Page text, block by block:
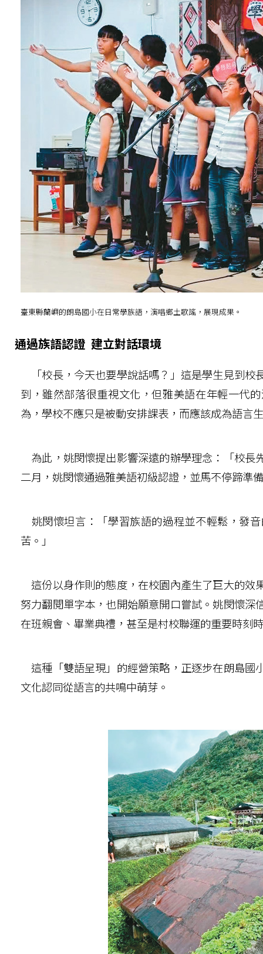
臺東縣蘭嶼的朗島國小在日常學族語，演唱鄉土歌謠，展現成果。
通過族語認證 建立對話環境
「校長，今天也要學說話嗎？」這是學生見到校
到，雖然部落很重視文化，但雅美語在年輕一代
為，學校不應只是被動安排課表，而應該成為語言
為此，姚閔懷提出影響深遠的辦學理念：「校長
二月，姚閔懷通過雅美語初級認證，並馬不停蹄準
姚閔懷坦言：「學習族語的過程並不輕鬆，發
苦。」
這份以身作則的態度，在校園內產生了巨大的效
努力翻閱單字本，也開始願意開口嘗試。姚閔懷
在班親會、畢業典禮，甚至是村校聯運的重要時刻
這種「雙語呈現」的經營策略，正逐步在朗島國
文化認同從語言的共鳴中萌芽。